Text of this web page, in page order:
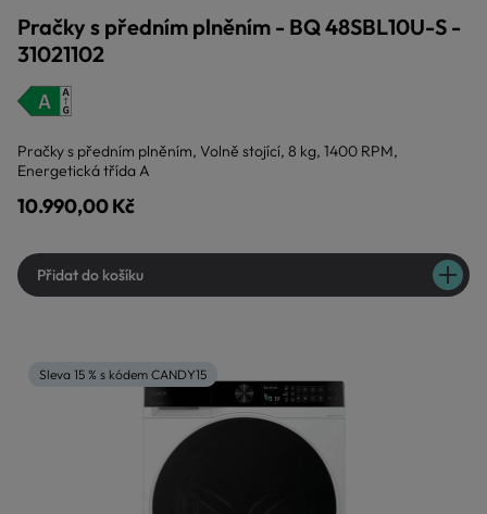
Pračky s předním plněním - BQ 48SBL10U-S -
31021102
Pračky s předním plněním, Volně stojící, 8 kg, 1400 RPM,
Energetická třída A
10.990,00 Kč
Přidat do košíku
Sleva 15 % s kódem CANDY15